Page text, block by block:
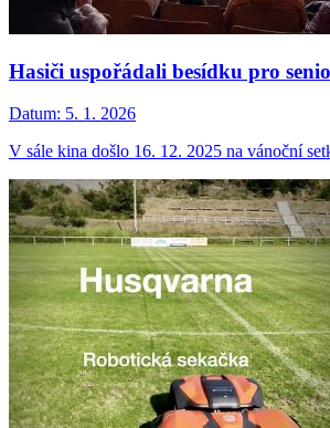
Hasiči uspořádali besídku pro
Datum: 5. 1. 2026
V sále kina došlo 16. 12. 2025 na vánoční